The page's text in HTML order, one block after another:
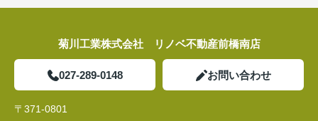
菊川工業株式会社 リノベ不動産前橋南店
027-289-0148 お問い合わせ
〒371-0801